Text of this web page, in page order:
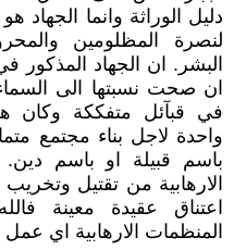
دليل الوراثة وانما
لنصرة المظلومين
البشر. ان الجهاد
ان صحت نسبتها الى
في قبآئل متفككة وكان
واحدة لاجل بناء مجتمع
باسم قبيلة او باسم
الارهابية من تقتيل
اعتناق عقيدة معينة
المنظمات الارهابية اي عمل